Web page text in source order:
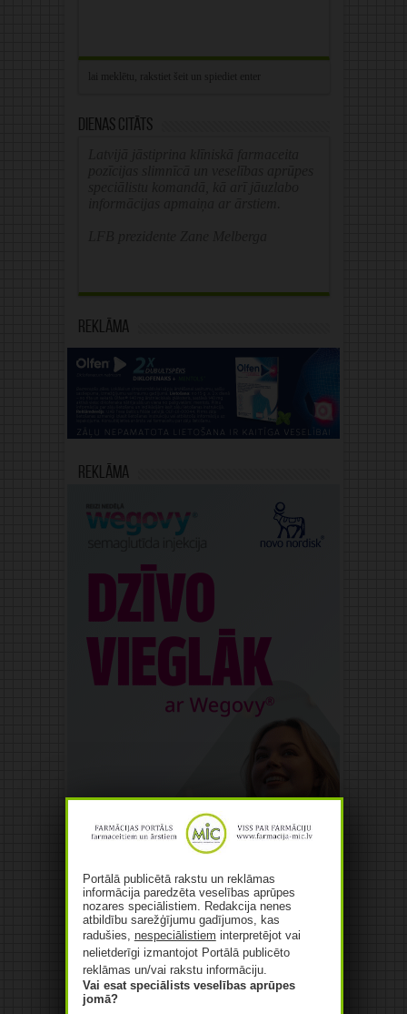
Dienas citāts
Reklāma
Reklāma
Portālā publicētā rakstu un reklāmas
informācija paredzēta veselības aprūpes
nozares speciālistiem. Redakcija nenes
atbildību sarežģījumu gadījumos, kas
radušies, nespeciālistiem interpretējot vai
nelietderīgi izmantojot Portālā publicēto
reklāmas un/vai rakstu informāciju.
Vai esat speciālists veselības aprūpes
jomā?